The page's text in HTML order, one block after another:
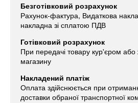
Безготівковий розрахунок
Рахунок-фактура, Видаткова
накладна зі сплатою ПДВ
Готівковий розрахунок
При передачі товару кур'єром або
магазину
Накладений платіж
Оплата здійснюється при
доставки обраної транспортної